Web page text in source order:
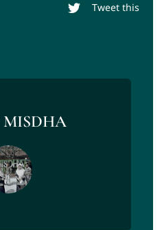
Tweet this